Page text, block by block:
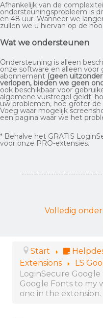
Afhankelijk van de
ondersteuningsprobleem is
en 48 uur. Wanneer we
zullen we u hiervan op de
Wat we ondersteunen
Ondersteuning is alleen
onze software en alleen
abonnement (geen
verlopen, bieden we geen
ook beschikbaar voor
algemene vuistregel geldt:
uw problemen, hoe groter
Voeg waar mogelijk
een pagina waar we het
* Behalve het GRATIS
voor onze PRO-extensies.
Volledig
Start
Extensions
LS
LoginSecure
Google Fonts to my
one in the extension.